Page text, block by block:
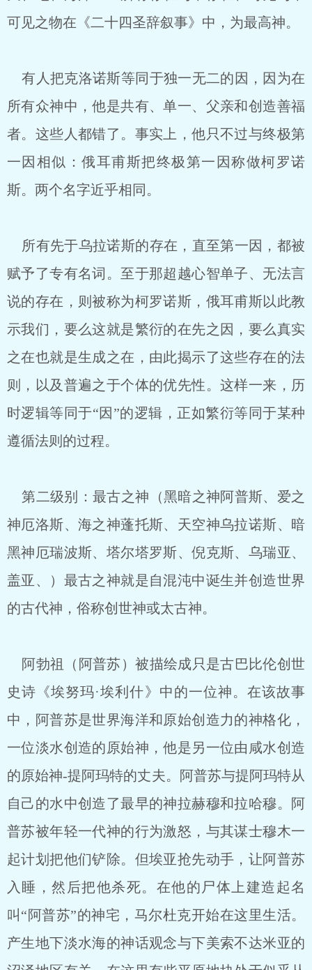
可见之物在《二十四圣辞叙事》中，为最高神。
有人把克洛诺斯等同于独一无二的因，因为在
所有众神中，他是共有、单一、父亲和创造善福
者。这些人都错了。事实上，他只不过与终极第
一因相似：俄耳甫斯把终极第一因称做柯罗诺
斯。两个名字近乎相同。
所有先于乌拉诺斯的存在，直至第一因，都被
赋予了专有名词。至于那超越心智单子、无法言
说的存在，则被称为柯罗诺斯，俄耳甫斯以此教
示我们，要么这就是繁衍的在先之因，要么真实
之在也就是生成之在，由此揭示了这些存在的法
则，以及普遍之于个体的优先性。这样一来，历
时逻辑等同于“因”的逻辑，正如繁衍等同于某种
遵循法则的过程。
第二级别：最古之神（黑暗之神阿普斯、爱之
神厄洛斯、海之神蓬托斯、天空神乌拉诺斯、暗
黑神厄瑞波斯、塔尔塔罗斯、倪克斯、乌瑞亚、
盖亚、）最古之神就是自混沌中诞生并创造世界
的古代神，俗称创世神或太古神。
阿勃祖（阿普苏）被描绘成只是古巴比伦创世
史诗《埃努玛·埃利什》中的一位神。在该故事
中，阿普苏是世界海洋和原始创造力的神格化，
一位淡水创造的原始神，他是另一位由咸水创造
的原始神-提阿玛特的丈夫。阿普苏与提阿玛特从
自己的水中创造了最早的神拉赫穆和拉哈穆。阿
普苏被年轻一代神的行为激怒，与其谋士穆木一
起计划把他们铲除。但埃亚抢先动手，让阿普苏
入睡，然后把他杀死。在他的尸体上建造起名
叫“阿普苏”的神宅，马尔杜克开始在这里生活。
产生地下淡水海的神话观念与下美索不达米亚的